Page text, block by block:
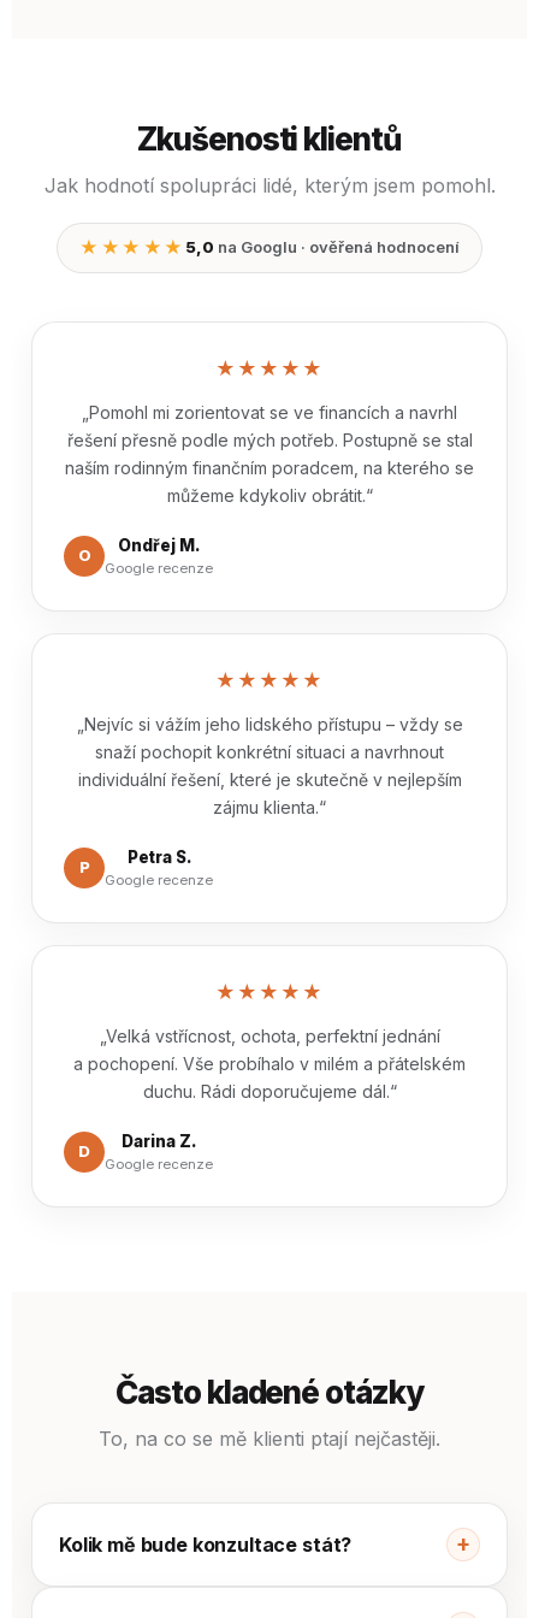
Zkušenosti klientů
Jak hodnotí spolupráci lidé, kterým jsem pomohl.
★★★★★ 5,0 na Googlu · ověřená hodnocení
★★★★★
„Pomohl mi zorientovat se ve financích a navrhl
řešení přesně podle mých potřeb. Postupně se stal
naším rodinným finančním poradcem, na kterého se
můžeme kdykoliv obrátit.“
O
Ondřej M.
Google recenze
★★★★★
„Nejvíc si vážím jeho lidského přístupu – vždy se
snaží pochopit konkrétní situaci a navrhnout
individuální řešení, které je skutečně v nejlepším
zájmu klienta.“
P
Petra S.
Google recenze
★★★★★
„Velká vstřícnost, ochota, perfektní jednání
a pochopení. Vše probíhalo v milém a přátelském
duchu. Rádi doporučujeme dál.“
D
Darina Z.
Google recenze
Často kladené otázky
To, na co se mě klienti ptají nejčastěji.
Kolik mě bude konzultace stát? +